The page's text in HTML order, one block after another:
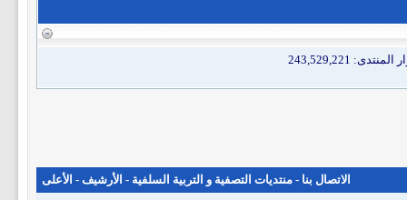
الاتصال بنا - منتديات التصفية و التربية السلفية - الأرشيف - الأعلى